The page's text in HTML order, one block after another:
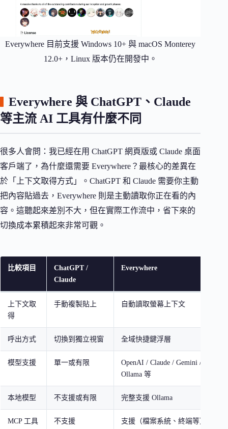
Everywhere 目前支援 Windows 10+ 與 macOS Monterey
12.0+，Linux 版本仍在開發中。
Everywhere 與 ChatGPT、Claude
等主流 AI 工具有什麼不同
很多人會問：我已經在用 ChatGPT 網頁版或 Claude 桌面
客戶端了，為什麼還需要 Everywhere？最核心的差異在
於「上下文取得方式」。ChatGPT 和 Claude 需要你主動
把內容貼過去，Everywhere 則是主動讀取你正在看的內
容。這聽起來差別不大，但在實際工作流中，省下來的
切換成本累積起來非常可觀。
比較項目
ChatGPT /
Claude
Everywhere
上下文取
得
手動複製貼上 自動讀取螢幕上下文
呼出方式 切換到獨立視窗 全域快捷鍵浮層
模型支援 單一或有限
OpenAI / Claude / Gemini /
Ollama 等
本地模型 不支援或有限 完整支援 Ollama
MCP 工具 不支援 支援（檔案系統、終端等）